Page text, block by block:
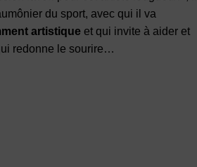
du sport, avec qui il va
artistique et qui invite à aider et
redonne le sourire…